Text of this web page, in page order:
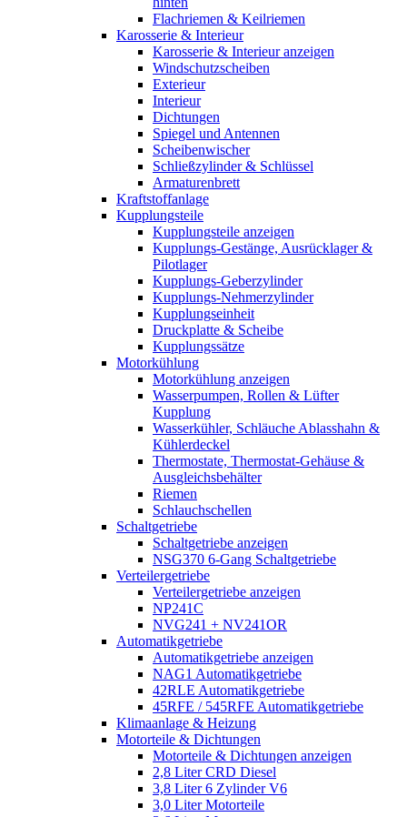
Flachriemen & Keilriemen
Karosserie & Interieur
Karosserie & Interieur anzeigen
Windschutzscheiben
Exterieur
Interieur
Dichtungen
Spiegel und Antennen
Scheibenwischer
Schließzylinder & Schlüssel
Armaturenbrett
Kraftstoffanlage
Kupplungsteile
Kupplungsteile anzeigen
Kupplungs-Gestänge, Ausrücklager &
Pilotlager
Kupplungs-Geberzylinder
Kupplungs-Nehmerzylinder
Kupplungseinheit
Druckplatte & Scheibe
Kupplungssätze
Motorkühlung
Motorkühlung anzeigen
Wasserpumpen, Rollen & Lüfter
Kupplung
Wasserkühler, Schläuche Ablasshahn &
Kühlerdeckel
Thermostate, Thermostat-Gehäuse &
Ausgleichsbehälter
Riemen
Schlauchschellen
Schaltgetriebe
Schaltgetriebe anzeigen
NSG370 6-Gang Schaltgetriebe
Verteilergetriebe
Verteilergetriebe anzeigen
NP241C
NVG241 + NV241OR
Automatikgetriebe
Automatikgetriebe anzeigen
NAG1 Automatikgetriebe
42RLE Automatikgetriebe
45RFE / 545RFE Automatikgetriebe
Klimaanlage & Heizung
Motorteile & Dichtungen
Motorteile & Dichtungen anzeigen
2,8 Liter CRD Diesel
3,8 Liter 6 Zylinder V6
3,0 Liter Motorteile